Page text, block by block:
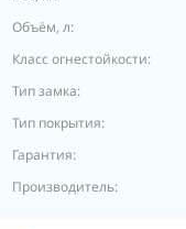
Объём, л:
Класс огнестойкости:
Тип замка:
Тип покрытия:
Гарантия:
Производитель: